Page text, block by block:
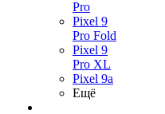
Pro
Pixel 9
Pro Fold
Pixel 9
Pro XL
Pixel 9a
Ещё